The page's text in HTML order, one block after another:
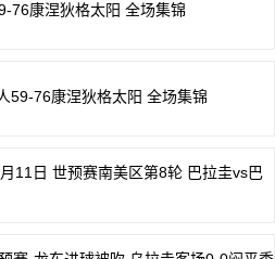
76康涅狄格太阳 全场集锦
59-76康涅狄格太阳 全场集锦
11日 世预赛南美区第8轮 巴拉圭vs巴